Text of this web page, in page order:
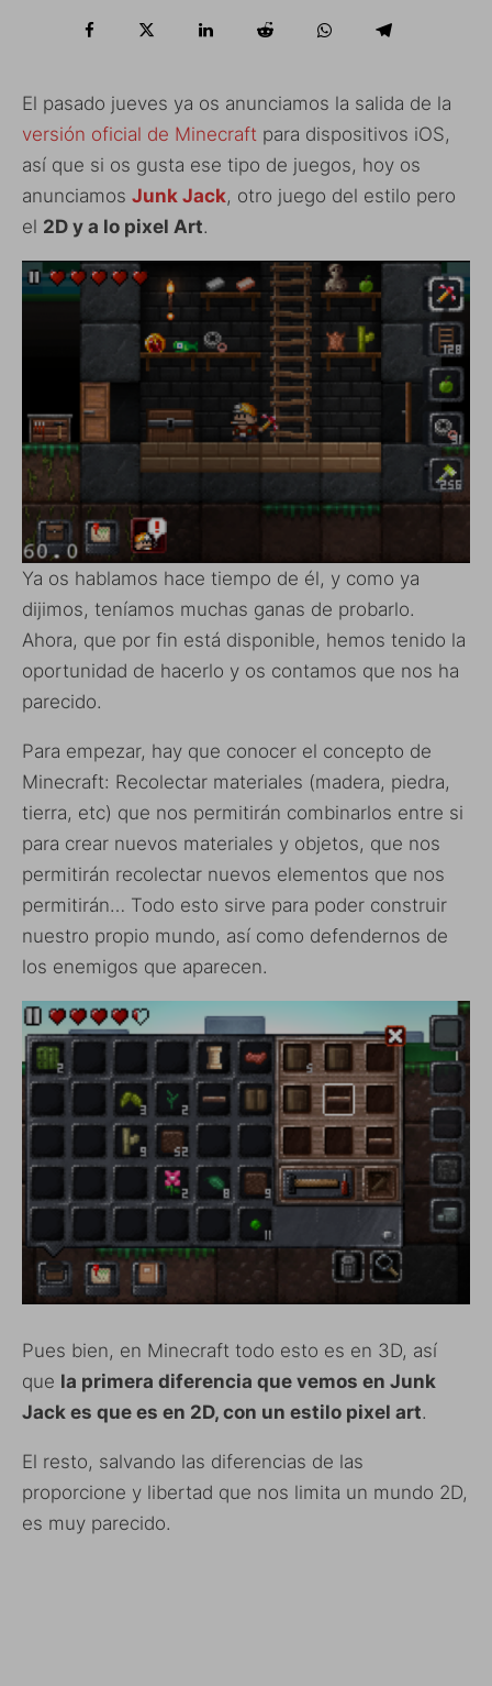
El pasado jueves ya os anunciamos la salida de la
versión oficial de Minecraft para dispositivos iOS,
así que si os gusta ese tipo de juegos, hoy os
anunciamos Junk Jack, otro juego del estilo pero
el 2D y a lo pixel Art.
Ya os hablamos hace tiempo de él, y como ya
dijimos, teníamos muchas ganas de probarlo.
Ahora, que por fin está disponible, hemos tenido la
oportunidad de hacerlo y os contamos que nos ha
parecido.
Para empezar, hay que conocer el concepto de
Minecraft: Recolectar materiales (madera, piedra,
tierra, etc) que nos permitirán combinarlos entre si
para crear nuevos materiales y objetos, que nos
permitirán recolectar nuevos elementos que nos
permitirán… Todo esto sirve para poder construir
nuestro propio mundo, así como defendernos de
los enemigos que aparecen.
Pues bien, en Minecraft todo esto es en 3D, así
que la primera diferencia que vemos en Junk
Jack es que es en 2D, con un estilo pixel art.
El resto, salvando las diferencias de las
proporcione y libertad que nos limita un mundo 2D,
es muy parecido.